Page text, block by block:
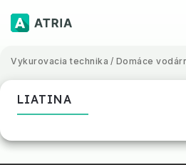
Vykurovacia technika / Domáce
LIATINA